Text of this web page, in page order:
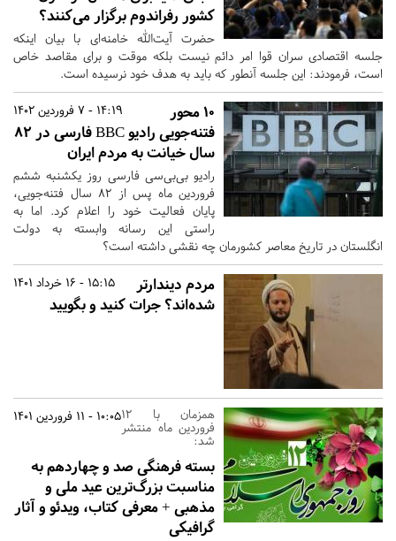
کشور رفراندوم برگزار می‌کنند؟
حضرت آیت‌الله خامنه‌ای با بیان اینکه
جلسه اقتصادی سران قوا امر دائم نیست بلکه موقت و برای مقاصد خاص
است، فرمودند: این جلسه آنطور که باید به هدف خود نرسیده است.
14:19 - 7 فروردین 1402
10 محور
فتنه‌جویی رادیو BBC فارسی در 82
سال خیانت به مردم ایران
رادیو بی‌بی‌سی فارسی روز یکشنبه ششم
فروردین ماه پس از 82 سال فتنه‌جویی،
پایان فعالیت خود را اعلام کرد. اما به
راستی این رسانه وابسته به دولت
انگلستان در تاریخ معاصر کشورمان چه نقشی داشته است؟
15:15 - 16 خرداد 1401
مردم دیندارتر
شده‌اند؟ جرات کنید و بگویید
10:05 - 11 فروردین 1401همزمان با 12
فروردین ماه منتشر
شد:
بسته فرهنگی صد و چهاردهم به
مناسبت بزرگ‌ترین عید ملی و
مذهبی + معرفی کتاب، ویدئو و آثار
گرافیکی